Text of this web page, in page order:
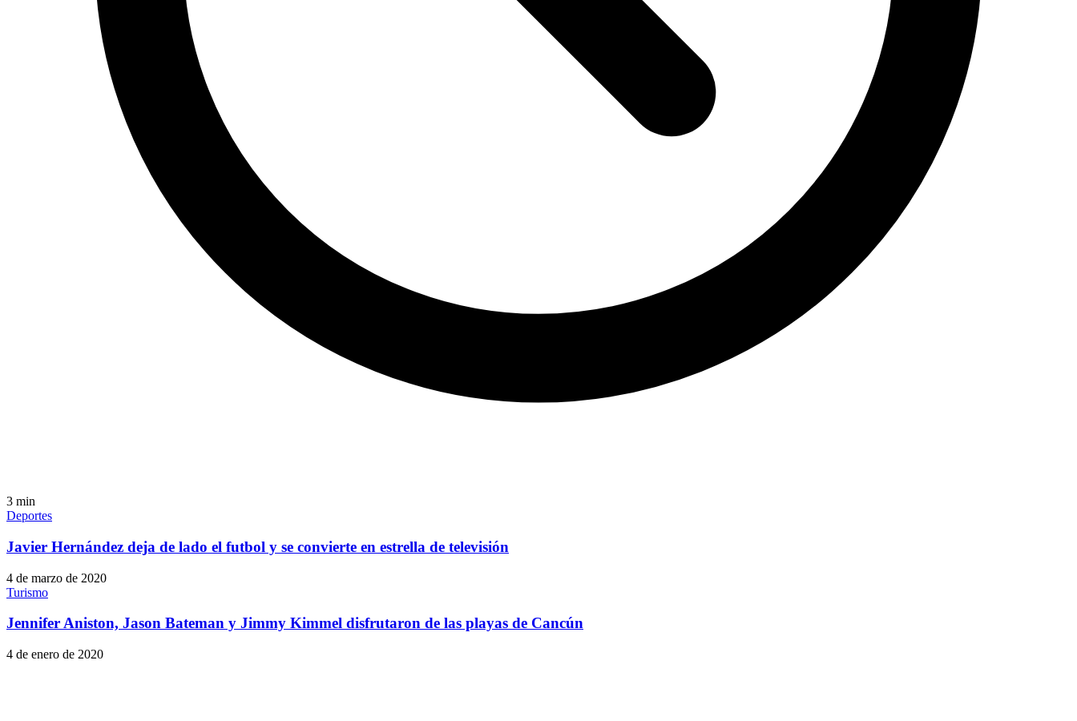
3 min
Deportes
Javier Hernández deja de lado el futbol y se convierte en estrella de televisión
4 de marzo de 2020
Turismo
Jennifer Aniston, Jason Bateman y Jimmy Kimmel disfrutaron de las playas de Cancún
4 de enero de 2020